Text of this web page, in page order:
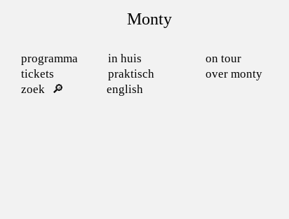
Monty
programma in huis
on tour
tickets
praktisch
over monty
zoek
english